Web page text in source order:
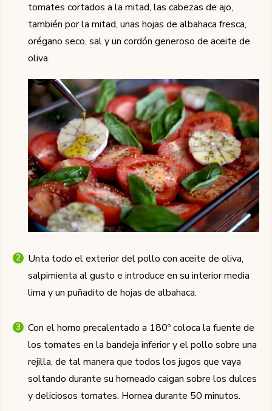
tomates cortados a la mitad, las cabezas de ajo,
también por la mitad, unas hojas de albahaca fresca,
orégano seco, sal y un cordón generoso de aceite de
oliva.
Unta todo el exterior del pollo con aceite de oliva,
salpimienta al gusto e introduce en su interior media
lima y un puñadito de hojas de albahaca.
Con el horno precalentado a 180º coloca la fuente de
los tomates en la bandeja inferior y el pollo sobre una
rejilla, de tal manera que todos los jugos que vaya
soltando durante su horneado caigan sobre los dulces
y deliciosos tomates. Hornea durante 50 minutos.